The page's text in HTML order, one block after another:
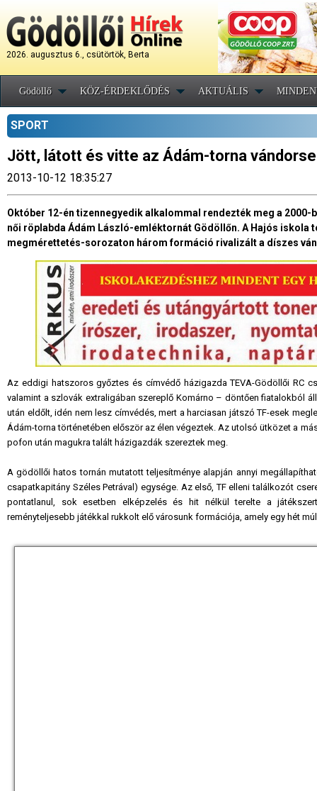
2026. augusztus 6., csütörtök, Berta
Gödöllő KÖZ-ÉRDEKLŐDÉS AKTUÁLIS
SPORT
Jött, látott és vitte az Ádám-torna
2013-10-12 18:35:27
Október 12-én tizennegyedik alkalommal rendezték meg a
női röplabda Ádám László-emléktornát Gödöllőn. A Hajós
megmérettetés-sorozaton három formáció rivalizált a díszes
Az eddigi hatszoros győztes és címvédő házigazda TEVA-Gödöllői RC
valamint a szlovák extraligában szereplő Komárno – döntően fiatalokból
után eldőlt, idén nem lesz címvédés, mert a harciasan játszó TF-esek
Ádám-torna történetében először az élen végeztek. Az utolsó ütközet a
pofon után magukra talált házigazdák szereztek meg.
A gödöllői hatos tornán mutatott teljesítménye alapján annyi
csapatkapitány Széles Petrával) egysége. Az első, TF elleni találkozót
pontatlanul, sok esetben elképzelés és hit nélkül terelte a
reményteljesebb játékkal rukkolt elő városunk formációja, amely egy hét